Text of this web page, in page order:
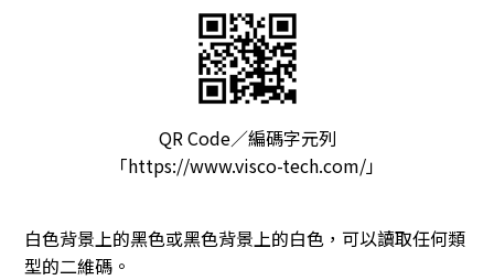
QR Code／編碼字元列
「https://www.visco-tech.com/」
白色背景上的黑色或黑色背景上的白色，可以讀取任何類
型的二維碼。